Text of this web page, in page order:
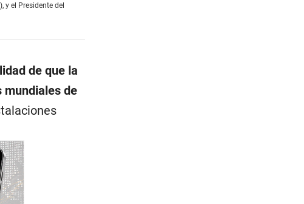
y el Presidente del
de que la
mundiales de